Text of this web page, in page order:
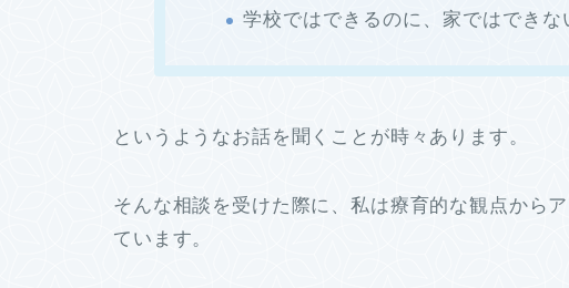
学校ではできるのに、家ではできな
というようなお話を聞くことが時々あります。
そんな相談を受けた際に、私は療育的な観点から
ています。